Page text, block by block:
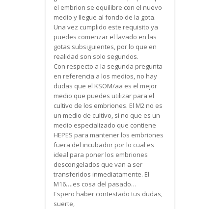
el embrion se equilibre con el nuevo
medio y llegue al fondo de la gota.
Una vez cumplido este requisito ya
puedes comenzar el lavado en las
gotas subsiguientes, por lo que en
realidad son solo segundos.
Con respecto a la segunda pregunta
en referencia a los medios, no hay
dudas que el KSOM/aa es el mejor
medio que puedes utilizar para el
cultivo de los embriones. El M2 no es
un medio de cultivo, si no que es un
medio especializado que contiene
HEPES para mantener los embriones
fuera del incubador por lo cual es
ideal para poner los embriones
descongelados que van a ser
transferidos inmediatamente. El
M16….es cosa del pasado…
Espero haber contestado tus dudas,
suerte,